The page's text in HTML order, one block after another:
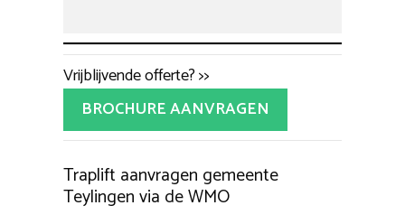
Vrijblijvende offerte? >>
BROCHURE AANVRAGEN
Traplift aanvragen gemeente
Teylingen via de WMO